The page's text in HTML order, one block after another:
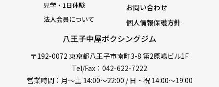
八王子中屋ボクシングジム
〒192-0072 東京都八王子市南町3-8 第2原嶋ビル1F
Tel/Fax：042-622-7222
営業時間：月〜土 14:00〜22:00 / 日・祝 14:00〜19:00
見学・1日体験
法人会員について
お問い合わせ
個人情報保護方針